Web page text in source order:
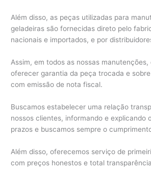
Além disso, as peças utilizadas para
geladeiras são fornecidas direto pelo
nacionais e importados, e por
Assim, em todos as nossas manutenções,
oferecer garantia da peça trocada e
com emissão de nota fiscal.
Buscamos estabelecer uma relação
nossos clientes, informando e explicando
prazos e buscamos sempre o
Além disso, oferecemos serviço de
com preços honestos e total transparência